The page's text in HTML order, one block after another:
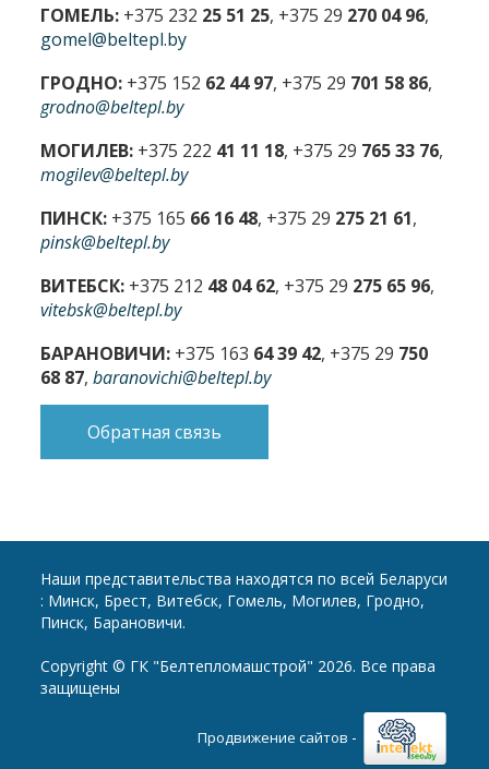
ГОМЕЛЬ: +375 232 25 51 25, +375 29 270 04 96,
gomel@beltepl.by
ГРОДНО: +375 152 62 44 97, +375 29 701 58 86,
grodno@beltepl.by
МОГИЛЕВ: +375 222 41 11 18, +375 29 765 33 76,
mogilev@beltepl.by
ПИНСК: +375 165 66 16 48, +375 29 275 21 61,
pinsk@beltepl.by
ВИТЕБСК: +375 212 48 04 62, +375 29 275 65 96,
vitebsk@beltepl.by
БАРАНОВИЧИ: +375 163 64 39 42, +375 29 750
68 87,baranovichi@beltepl.by
Обратная связь
Наши представительства находятся по всей Беларуси
: Минск, Брест, Витебск, Гомель, Могилев, Гродно,
Пинск, Барановичи.
Copyright © ГК "Белтепломашстрой" 2026. Все права
защищены
Продвижение сайтов -